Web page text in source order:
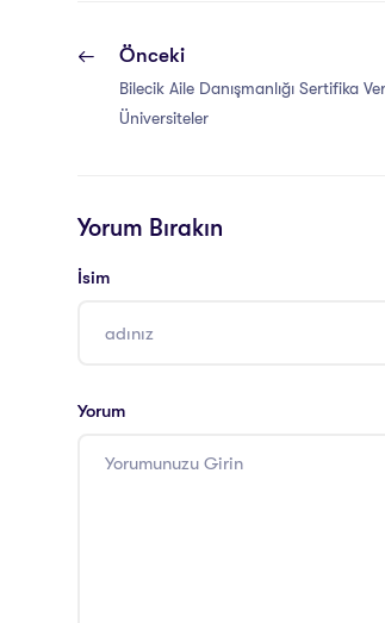
Önceki
Bilecik Aile Danışmanlığı Sertifika
Üniversiteler
Yorum Bırakın
İsim
Yorum